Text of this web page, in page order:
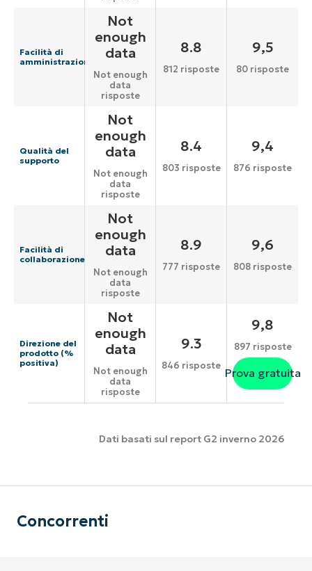
Facilità di
amministrazione
Not
enough
data
Not enough
data
risposte
8.8
812 risposte
9,5
80 risposte
Qualità del
supporto
Not
enough
data
Not enough
data
risposte
8.4
803 risposte
9,4
876 risposte
Facilità di
collaborazione
Not
enough
data
Not enough
data
risposte
8.9
777 risposte
9,6
808 risposte
Direzione del
prodotto (%
positiva)
Not
enough
data
Not enough
data
risposte
9.3
846 risposte
9,8
897 risposte
Prova gratuita
Dati basati sul report G2 inverno 2026
Concorrenti